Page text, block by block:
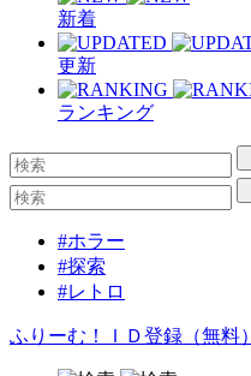
新着
更新
ランキング
#ホラー
#探索
#レトロ
ふりーむ！ＩＤ登録（無料）